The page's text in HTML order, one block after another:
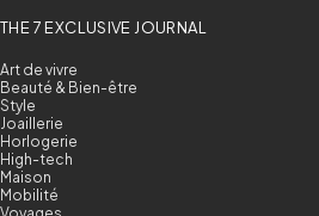
THE 7 EXCLUSIVE JOURNAL
Art de vivre
Beauté & Bien-être
Style
Joaillerie
Horlogerie
High-tech
Maison
Mobilité